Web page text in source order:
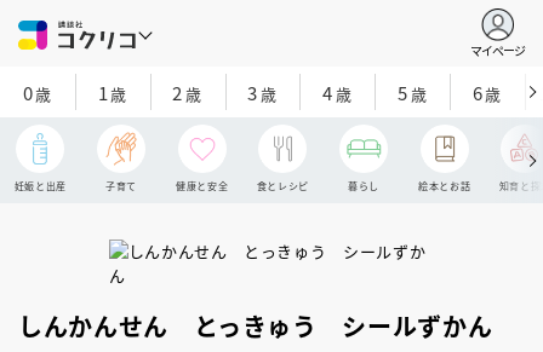
マイページ
0歳 1歳 2 歳 3歳 4歳 5歳 6歳
妊娠と出産 子育て 健康と安全 食とレシピ 暮らし 絵本とお話 知育と探
しんかんせん とっきゅう シールずかん